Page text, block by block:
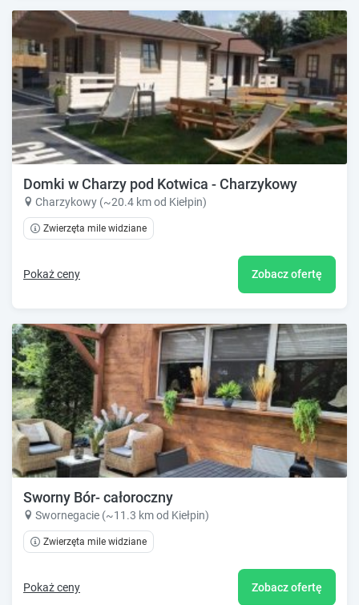
Domki w Charzy pod Kotwica - Charzykowy
Charzykowy (~20.4 km od Kiełpin)
Zwierzęta mile widziane
Pokaż ceny Zobacz ofertę
Sworny Bór- całoroczny
Swornegacie (~11.3 km od Kiełpin)
Zwierzęta mile widziane
Pokaż ceny Zobacz ofertę